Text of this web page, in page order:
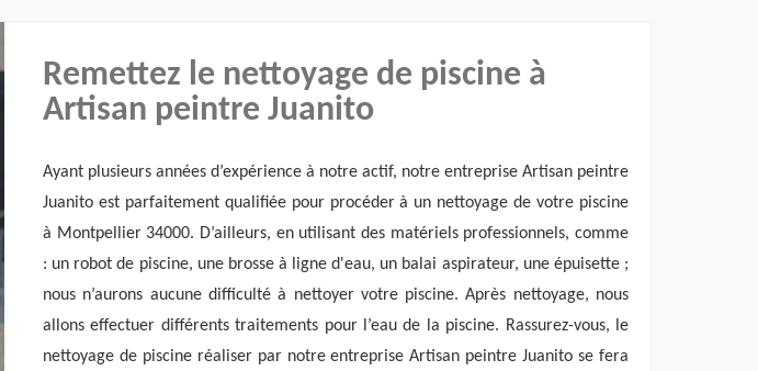
Remettez le nettoyage de piscine à
Artisan peintre Juanito
Ayant plusieurs années d’expérience à notre actif, notre entreprise Artisan peintre
Juanito est parfaitement qualifiée pour procéder à un nettoyage de votre piscine
à Montpellier 34000. D’ailleurs, en utilisant des matériels professionnels, comme
: un robot de piscine, une brosse à ligne d'eau, un balai aspirateur, une épuisette ;
nous n’aurons aucune difficulté à nettoyer votre piscine. Après nettoyage, nous
allons effectuer différents traitements pour l’eau de la piscine. Rassurez-vous, le
nettoyage de piscine réaliser par notre entreprise Artisan peintre Juanito se fera